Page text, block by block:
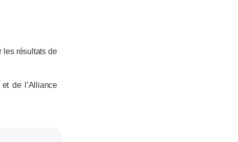
les résultats de
de l’Alliance